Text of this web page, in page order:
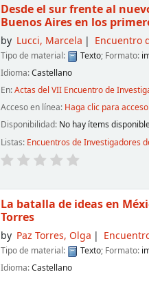
Desde el sur frente al
Buenos Aires en los
by Lucci, Marcela Encuentro
Tipo de material: Texto; Formato:
Idioma:Castellano
En:Actas del VII Encuentro de
Acceso en línea: Haga clic para
Disponibilidad: No hay ítems
Listas: Encuentros de Investigadores
La batalla de ideas en
Torres
by Paz Torres, Olga
Tipo de material: Texto; Formato:
Idioma:Castellano